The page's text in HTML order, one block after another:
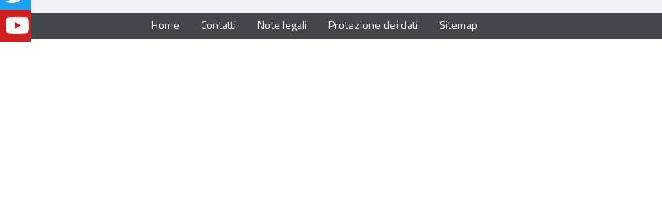
Home Contatti Note legali Protezione dei dati Sitemap